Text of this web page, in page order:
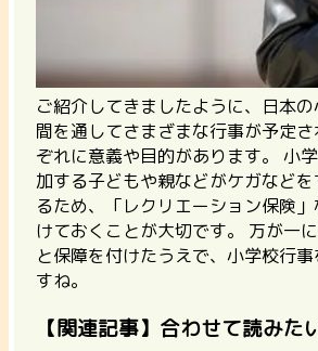
ご紹介してきましたように、日本
間を通してさまざまな行事が予定
ぞれに意義や目的があります。 小
加する子どもや親などがケガなど
るため、「レクリエーション保険
けておくことが大切です。 万が一
と保障を付けたうえで、小学校行
すね。
【関連記事】合わせて読みた